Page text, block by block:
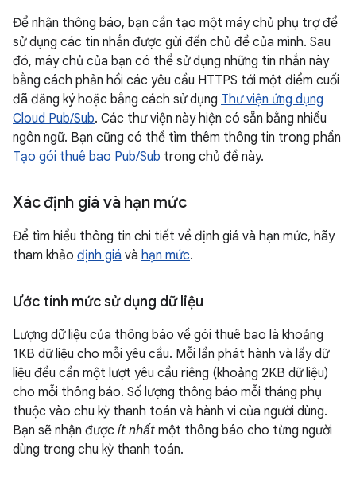
Để nhận thông báo, bạn cần tạo một máy chủ phụ trợ để
sử dụng các tin nhắn được gửi đến chủ đề của mình. Sau
đó, máy chủ của bạn có thể sử dụng những tin nhắn này
bằng cách phản hồi các yêu cầu HTTPS tới một điểm cuối
đã đăng ký hoặc bằng cách sử dụng Thư viện ứng dụng
Cloud Pub/Sub. Các thư viện này hiện có sẵn bằng nhiều
ngôn ngữ. Bạn cũng có thể tìm thêm thông tin trong phần
Tạo gói thuê bao Pub/Sub trong chủ đề này.
Xác định giá và hạn mức
Để tìm hiểu thông tin chi tiết về định giá và hạn mức, hãy
tham khảo định giá và hạn mức.
Ước tính mức sử dụng dữ liệu
Lượng dữ liệu của thông báo về gói thuê bao là khoảng
1KB dữ liệu cho mỗi yêu cầu. Mỗi lần phát hành và lấy dữ
liệu đều cần một lượt yêu cầu riêng (khoảng 2KB dữ liệu)
cho mỗi thông báo. Số lượng thông báo mỗi tháng phụ
thuộc vào chu kỳ thanh toán và hành vi của người dùng.
Bạn sẽ nhận được ít nhất một thông báo cho từng người
dùng trong chu kỳ thanh toán.